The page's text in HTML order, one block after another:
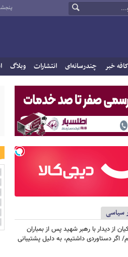
پنجشنبه ۱۵
کافه خبر چندرسانه‌ای انتشارات وبلاگ
سیاسی
از دیدار با رهبر شهید پس از بمباران
دستاوردی داشتیم، به دلیل پشتیبانی